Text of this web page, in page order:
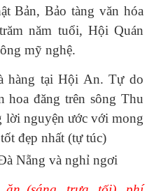
Bản, Bảo tàng văn hóa
năm tuổi, Hội Quán
mỹ nghệ.
hàng tại Hội An. Tự do
hoa đăng trên sông Thu
lời nguyện ước với mong
đẹp nhất (tự túc)
Nẵng và nghỉ ngơi